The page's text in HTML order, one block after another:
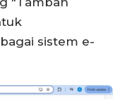
sistem e-